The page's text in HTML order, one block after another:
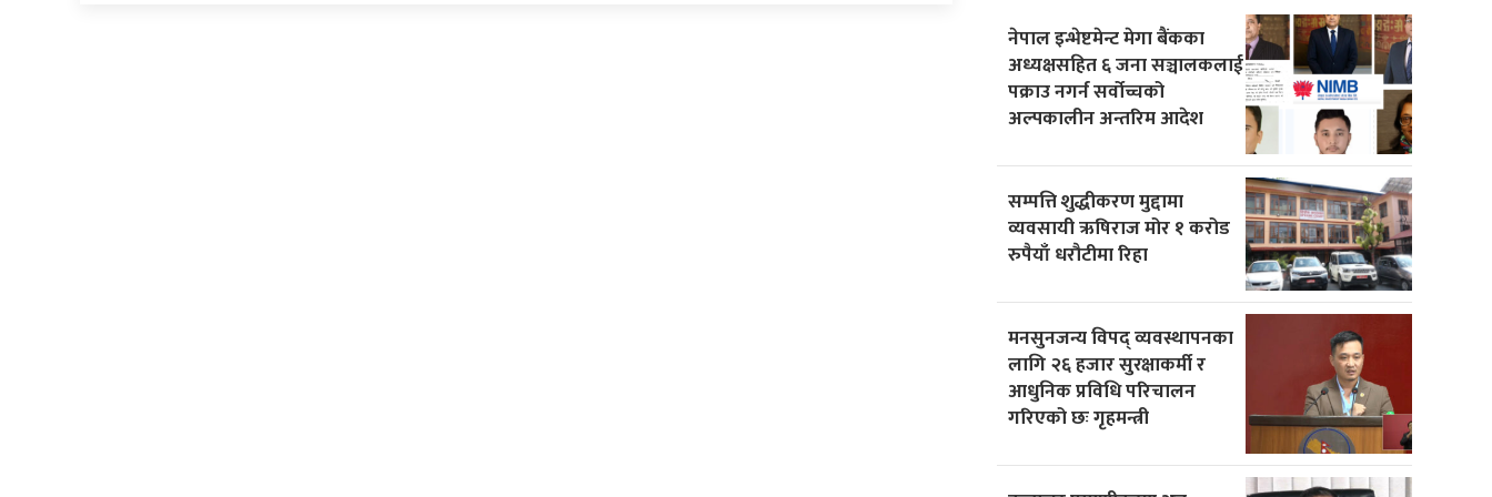
नेपाल इन्भेष्टमेन्ट मेगा बैंकका
अध्यक्षसहित ६ जना सञ्चालकलाई
पक्राउ नगर्न सर्वोच्चको
अल्पकालीन अन्तरिम आदेश
सम्पत्ति शुद्धीकरण मुद्दामा
व्यवसायी ऋषिराज मोर १ करोड
रुपैयाँ धरौटीमा रिहा
मनसुनजन्य विपद् व्यवस्थापनका
लागि २६ हजार सुरक्षाकर्मी र
आधुनिक प्रविधि परिचालन
गरिएको छः गृहमन्त्री